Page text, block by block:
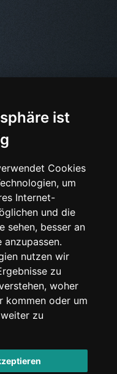
ist
Cookies
um
Internet-
und die
sehen, besser an
anzupassen.
nutzen wir
zu
woher
kommen oder um
zu